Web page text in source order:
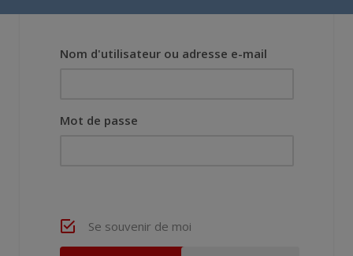
Nom d'utilisateur ou adresse e-mail
Mot de passe
Se souvenir de moi